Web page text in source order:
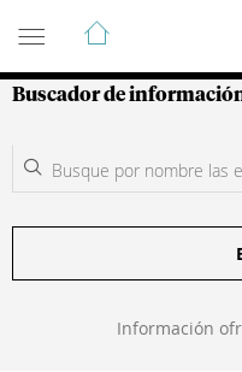
Guía de
Buscador de
Información